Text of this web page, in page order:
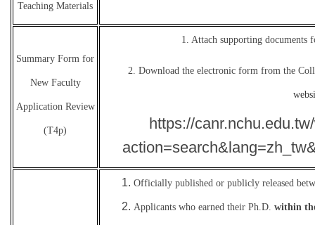
Teaching Materials
Summary Form for
New Faculty
Application Review
(T4p)
1. Attach supporting
2. Download the electronic form from the
https://
Officially published or publicly released
Applicants who earned their Ph.D.within